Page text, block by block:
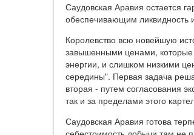
Саудовская Аравия остается
обеспечивающим ликвидность
Королевство всю новейшую
завышенными ценами, которые
энергии, и слишком низкими
середины". Первая задача
вторая - путем согласования
так и за пределами этого
Саудовская Аравия готова